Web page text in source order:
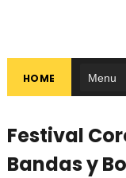
HOME
Festival
Bandas y